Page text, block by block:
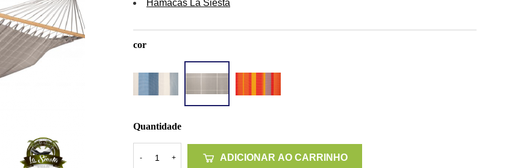
Hamacas La Siesta
cor
Quantidade
- + ADICIONAR AO CARRINHO